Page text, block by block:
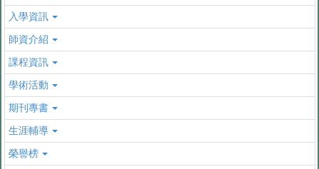
入學資訊
師資介紹
課程資訊
學術活動
期刊專書
生涯輔導
榮譽榜